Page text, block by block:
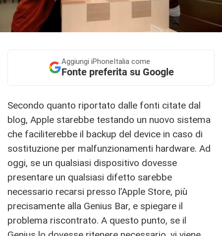
Aggiungi iPhoneItalia come
Fonte preferita su Google
Secondo quanto riportato dalle fonti citate dal
blog, Apple starebbe testando un nuovo sistema
che faciliterebbe il backup del device in caso di
sostituzione per malfunzionamenti hardware. Ad
oggi, se un qualsiasi dispositivo dovesse
presentare un qualsiasi difetto sarebbe
necessario recarsi presso l’Apple Store, più
precisamente alla Genius Bar, e spiegare il
problema riscontrato. A questo punto, se il